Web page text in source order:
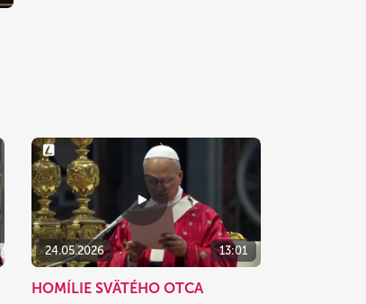
24.05.2026 13:01
HOMÍLIE SVÄTÉHO OTCA